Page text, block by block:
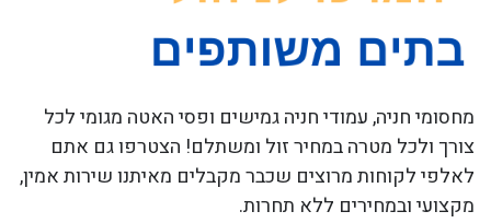
מחסומי חניה, עמודי חניה גמישים ופסי האטה מגומי לכל
צורך ולכל מטרה במחיר זול ומשתלם! הצטרפו גם אתם
לאלפי לקוחות מרוצים שכבר מקבלים מאיתנו שירות אמין,
מקצועי ובמחירים ללא תחרות.